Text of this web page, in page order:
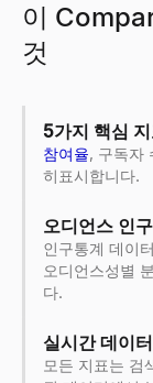
이
것
5가지 핵심
참여율, 구독자
히표시합니다.
오디언스 인
인구통계 데이
오디언스성별
다.
실시간 데이터
모든 지표는 검